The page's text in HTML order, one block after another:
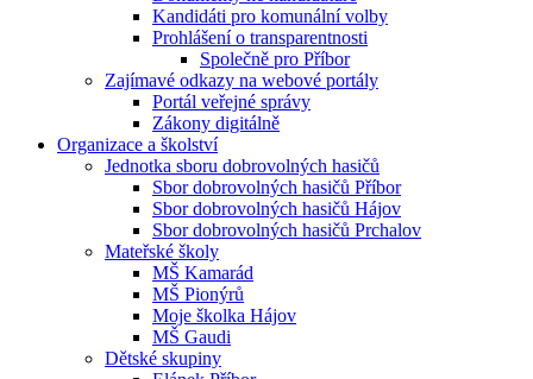
Kandidáti pro komunální volby
Prohlášení o transparentnosti
Společně pro Příbor
Zajímavé odkazy na webové portály
Portál veřejné správy
Zákony digitálně
Organizace a školství
Jednotka sboru dobrovolných hasičů
Sbor dobrovolných hasičů Příbor
Sbor dobrovolných hasičů Hájov
Sbor dobrovolných hasičů Prchalov
Mateřské školy
MŠ Kamarád
MŠ Pionýrů
Moje školka Hájov
MŠ Gaudi
Dětské skupiny